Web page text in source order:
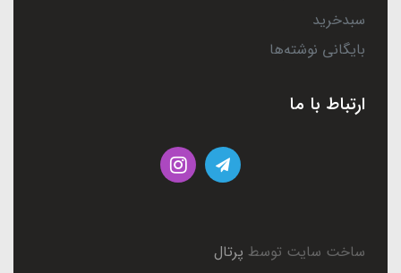
سبدخرید
بایگانی نوشته‌ها
ارتباط با ما
ساخت سایت توسط پرتال